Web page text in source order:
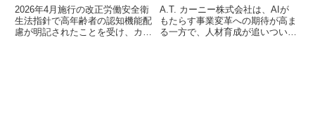
能を見える化
2026年4月施行の改正労働安全衛
生法指針で高年齢者の認知機能配
慮が明記されたことを受け、カル
略の重要性を指摘
A.T. カーニー株式会社は、AIが
もたらす事業変革への期待が高ま
る一方で、人材育成が追いついて